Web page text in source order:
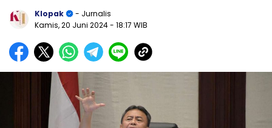
Klopak
- Jurnalis
Kamis, 20 Juni 2024- 18:17 WIB